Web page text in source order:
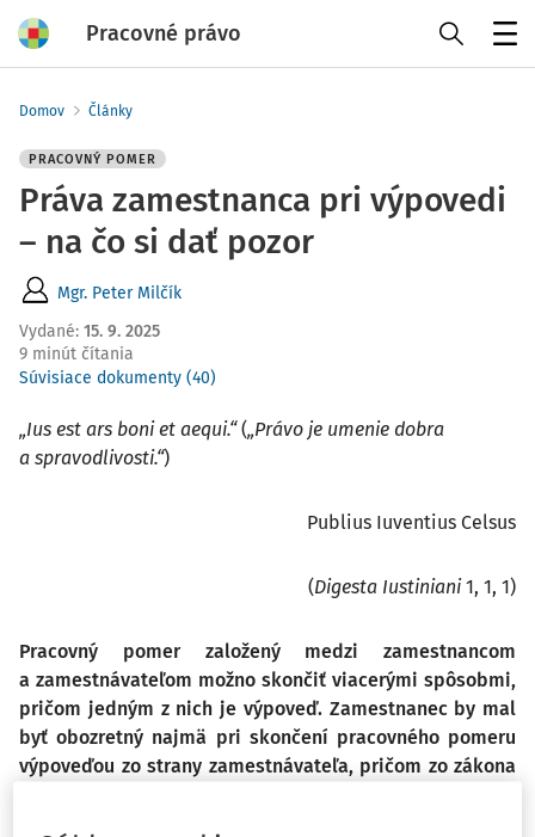
Pracovné právo
Domov Články
PRACOVNÝ POMER
Práva zamestnanca pri výpovedi
– na čo si dať pozor
Mgr. Peter Milčík
Vydané: 15. 9. 2025
9 minút čítania
Súvisiace dokumenty (40)
„Ius est ars boni et aequi.“(„Právo je umenie dobra
a spravodlivosti.“)
Publius Iuventius Celsus
(Digesta Iustiniani1, 1, 1)
Pracovný pomer založený medzi zamestnancom
a zamestnávateľom možno skončiť viacerými spôsobmi,
pričom jedným z nich je výpoveď. Zamestnanec by mal
byť obozretný najmä pri skončení pracovného pomeru
výpoveďou zo strany zamestnávateľa, pričom zo zákona